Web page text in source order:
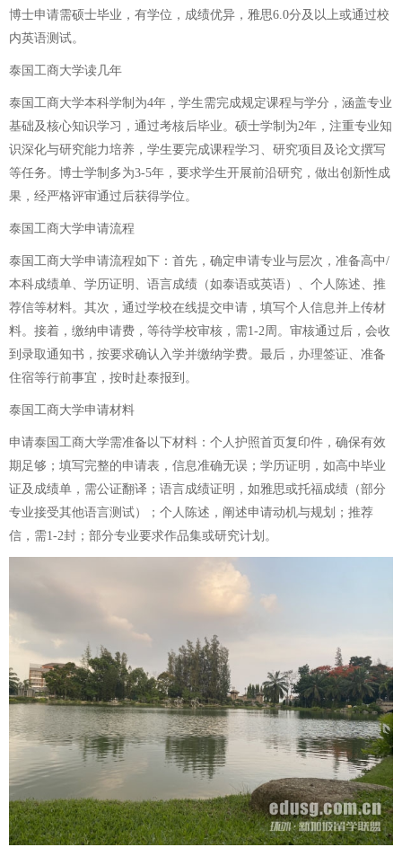
博士申请需硕士毕业，有学位，成绩优异，雅思6.0分及以上或通过校
内英语测试。
泰国工商大学读几年
泰国工商大学本科学制为4年，学生需完成规定课程与学分，涵盖专业
基础及核心知识学习，通过考核后毕业。硕士学制为2年，注重专业知
识深化与研究能力培养，学生要完成课程学习、研究项目及论文撰写
等任务。博士学制多为3-5年，要求学生开展前沿研究，做出创新性成
果，经严格评审通过后获得学位。
泰国工商大学申请流程
泰国工商大学申请流程如下：首先，确定申请专业与层次，准备高中/
本科成绩单、学历证明、语言成绩（如泰语或英语）、个人陈述、推
荐信等材料。其次，通过学校在线提交申请，填写个人信息并上传材
料。接着，缴纳申请费，等待学校审核，需1-2周。审核通过后，会收
到录取通知书，按要求确认入学并缴纳学费。最后，办理签证、准备
住宿等行前事宜，按时赴泰报到。
泰国工商大学申请材料
申请泰国工商大学需准备以下材料：个人护照首页复印件，确保有效
期足够；填写完整的申请表，信息准确无误；学历证明，如高中毕业
证及成绩单，需公证翻译；语言成绩证明，如雅思或托福成绩（部分
专业接受其他语言测试）；个人陈述，阐述申请动机与规划；推荐
信，需1-2封；部分专业要求作品集或研究计划。